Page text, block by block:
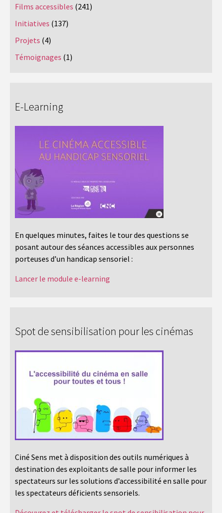
Films accessibles (241)
Initiatives (137)
Projets (4)
Témoignages (1)
E-Learning
En quelques minutes, faites le tour des questions se
posant autour des séances accessibles aux personnes
porteuses d’un handicap sensoriel :
Lancer le module e-learning
Spot de sensibilisation pour les cinémas
Ciné Sens met à disposition des outils numériques à
destination des exploitants de salle pour informer les
spectateurs sur les solutions d’accessibilité en salle pour
les spectateurs déficients sensoriels.